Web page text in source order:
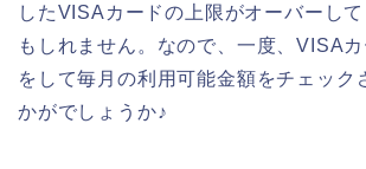
したVISAカードの上限がオーバーし
もしれません。なので、一度、VISA
をして毎月の利用可能金額をチェック
かがでしょうか♪